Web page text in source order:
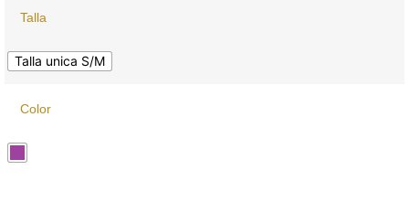
Talla
Talla unica S/M
Color